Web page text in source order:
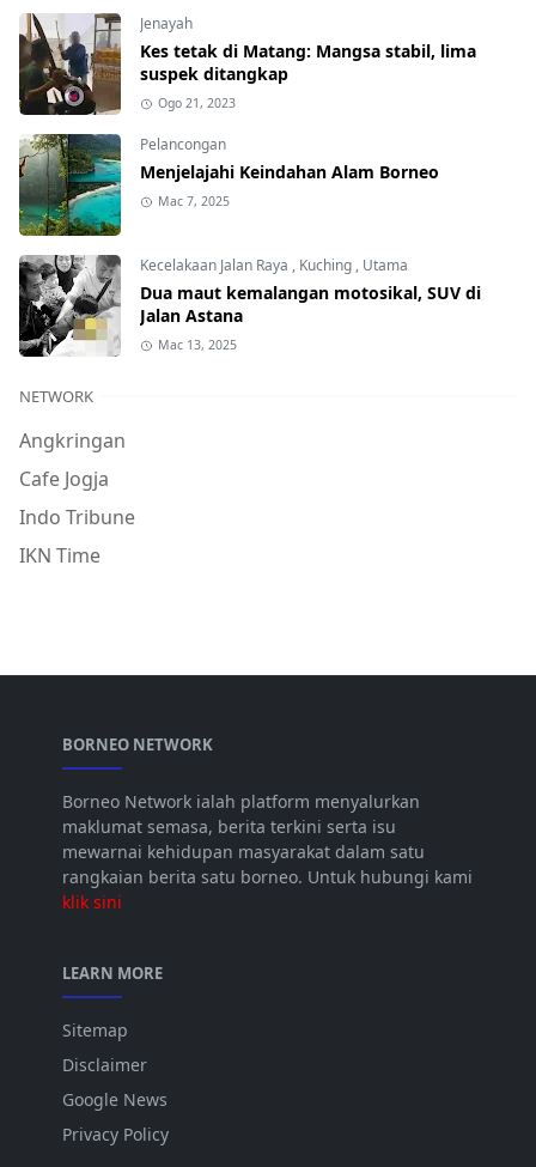
Jenayah
Kes tetak di Matang: Mangsa stabil, lima
suspek ditangkap
Ogo 21, 2023
Pelancongan
Menjelajahi Keindahan Alam Borneo
Mac 7, 2025
Kecelakaan Jalan Raya , Kuching, Utama
Dua maut kemalangan motosikal, SUV di
Jalan Astana
Mac 13, 2025
NETWORK
Angkringan
Cafe Jogja
Indo Tribune
IKN Time
BORNEO NETWORK
Borneo Network ialah platform menyalurkan
maklumat semasa, berita terkini serta isu
mewarnai kehidupan masyarakat dalam satu
rangkaian berita satu borneo. Untuk hubungi kami
klik sini
LEARN MORE
Sitemap
Disclaimer
Google News
Privacy Policy